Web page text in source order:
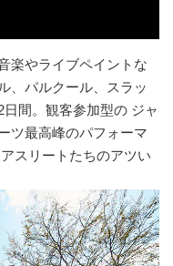
楽やライブペイントな
、パルクール、スラッ
間。観客参加型の ジャ
ツ最高峰のパフォーマ
スリートたちのアツい